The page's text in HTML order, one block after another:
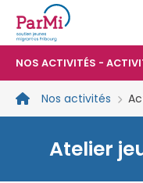
parmi-
NOS ACTIVITÉS -
Nos activités
Atelier